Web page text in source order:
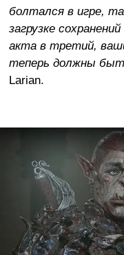
болтался в игре,
загрузке
акта в третий,
теперь должны
Larian.